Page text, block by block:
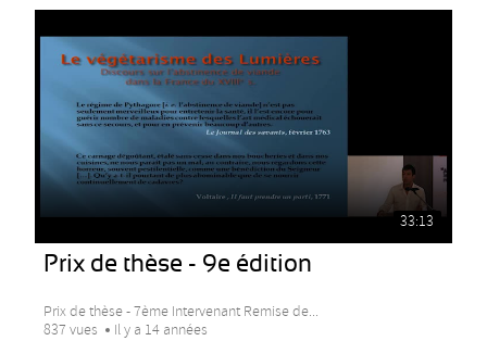
33:13
Prix de thèse - 9e édition
Prix de thèse - 7ème Intervenant Remise de...
837 vues
Il y a 14 années